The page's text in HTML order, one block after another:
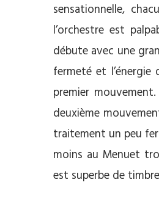
sensationnelle,
l’orchestre est
débute avec une
fermeté et
premier
deuxième
traitement un peu
moins au Menuet
est superbe de